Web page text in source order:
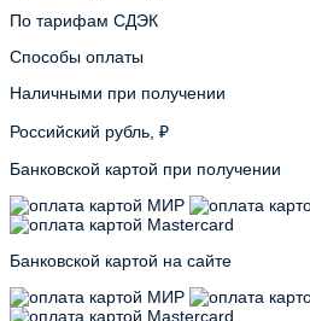
По тарифам СДЭК
Способы оплаты
Наличными при получении
Российский рубль, ₽
Банковской картой при получении
Банковской картой на сайте